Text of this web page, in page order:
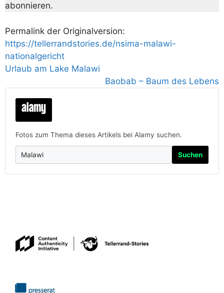
abonnieren.
Permalink der Originalversion:
https://tellerrandstories.de/nsima-malawi-
nationalgericht
Urlaub am Lake Malawi
Baobab – Baum des Lebens
Fotos zum Thema dieses Artikels bei Alamy suchen.
Suchen